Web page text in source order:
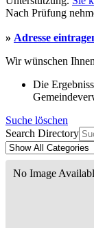
Nach Prüfung
» Adresse
Wir wünschen
Die
Suche löschen
Search Directory
No Image